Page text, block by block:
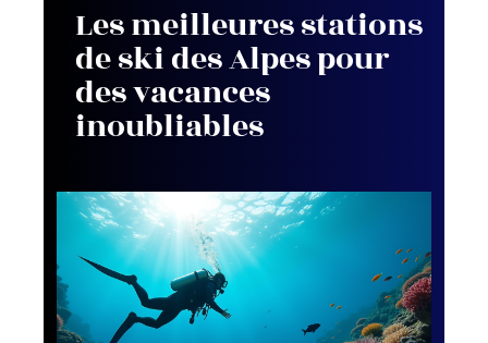
Les meilleures stations
de ski des Alpes pour
des vacances
inoubliables